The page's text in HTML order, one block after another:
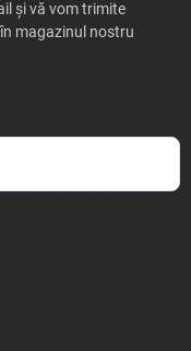
şi vă vom trimite
magazinul nostru